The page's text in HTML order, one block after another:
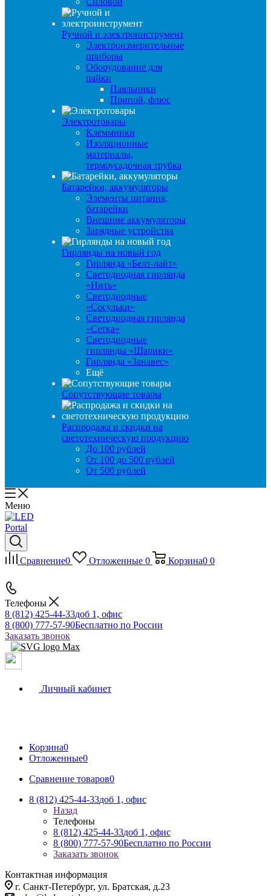
Ручной и электроинструмент
Электроизмерительные
приборы
Оборудование для
пайки
Паяльники
Припой, флюс
Электротовары
Клеммники
Изоляционные
материалы,
термоусадочная трубка
Батарейки, аккумуляторы
Элементы питания,
батарейки
Внешние аккумуляторы
Зарядные устройства
Гирлянды на новый год
Гирлянда «Белт-лайт»
Светодиодная гирлянда
«Нить»
Светодиодные
«Сосульки»
Светодиодная гирлянда
«Сетка»
Светодиодные
гирлянды «Шарики»
Гирлянда «Занавес»
Ещё
Сопутствующие товары
Распродажа и скидки на
светотехническую продукцию
До 100 рублей
От 100 до 500 рублей
От 500 рублей
Меню
Сравнение0 Отложенные 0 Корзина0 0
Телефоны
8 (812) 425-44-33доб 1, офис
8 (800) 777-57-90Бесплатно по России
Заказать звонок
Личный кабинет
Корзина0
Отложенные0
Сравнение товаров0
8 (812) 425-44-33доб 1, офис
Назад
Телефоны
8 (812) 425-44-33доб 1, офис
8 (800) 777-57-90Бесплатно по России
Заказать звонок
Контактная информация
г. Санкт-Петербург, ул. Братская, д.23